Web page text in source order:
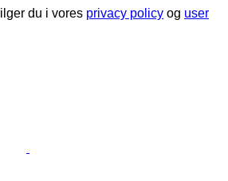
du i vores privacy policy og user